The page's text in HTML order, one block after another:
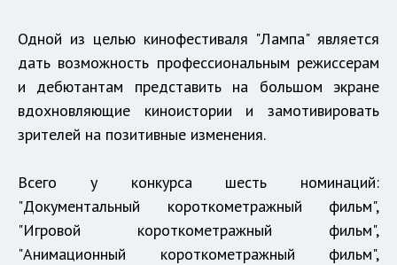
Одной из целью кинофестиваля "Лампа" является
дать возможность профессиональным режиссерам
и дебютантам представить на большом экране
вдохновляющие киноистории и замотивировать
зрителей на позитивные изменения.
Всего у конкурса шесть номинаций:
"Документальный короткометражный фильм",
"Игровой короткометражный фильм",
"Анимационный короткометражный фильм",